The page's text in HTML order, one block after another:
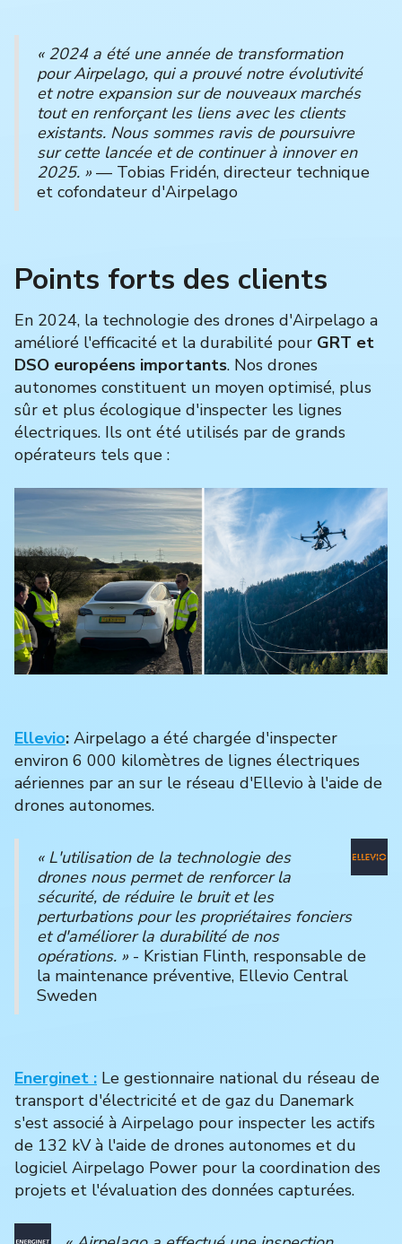
« 2024 a été une année de transformation
pour Airpelago, qui a prouvé notre évolutivité
et notre expansion sur de nouveaux marchés
tout en renforçant les liens avec les clients
existants. Nous sommes ravis de poursuivre
sur cette lancée et de continuer à innover en
2025. » — Tobias Fridén, directeur technique
et cofondateur d'Airpelago
Points forts des clients
En 2024, la technologie des drones d'Airpelago a
amélioré l'efficacité et la durabilité pour GRT et
DSO européens importants. Nos drones
autonomes constituent un moyen optimisé, plus
sûr et plus écologique d'inspecter les lignes
électriques. Ils ont été utilisés par de grands
opérateurs tels que :
Ellevio: Airpelago a été chargée d'inspecter
environ 6 000 kilomètres de lignes électriques
aériennes par an sur le réseau d'Ellevio à l'aide de
drones autonomes.
« L'utilisation de la technologie des
drones nous permet de renforcer la
sécurité, de réduire le bruit et les
perturbations pour les propriétaires fonciers
et d'améliorer la durabilité de nos
opérations. » - Kristian Flinth, responsable de
la maintenance préventive, Ellevio Central
Sweden
Energinet : Le gestionnaire national du réseau de
transport d'électricité et de gaz du Danemark
s'est associé à Airpelago pour inspecter les actifs
de 132 kV à l'aide de drones autonomes et du
logiciel Airpelago Power pour la coordination des
projets et l'évaluation des données capturées.